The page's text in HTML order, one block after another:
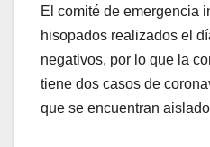
El comité de emergencia
hisopados realizados el
negativos, por lo que la
tiene dos casos de
que se encuentran